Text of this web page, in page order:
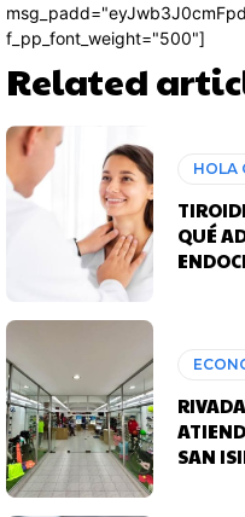
f_pp_font_weight="500"]
Related
HOLA
QUÉ
SAN